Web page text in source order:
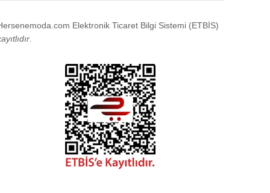
Elektronik Ticaret Bilgi Sistemi (ETBİS)
.